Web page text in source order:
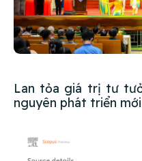
Lan tỏa giá trị tư
nguyên phát triển